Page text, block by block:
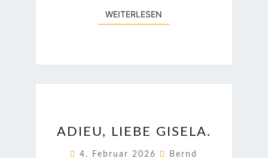
WEITERLESEN
LIEBE
GISELA.
ADIEU, LIEBE GISELA.
4. Februar 2026
Bernd